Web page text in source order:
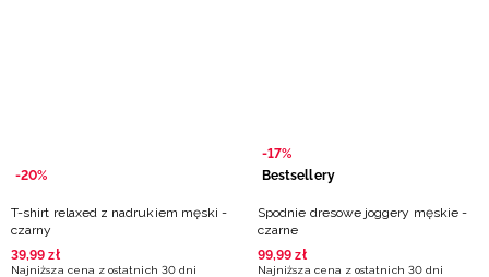
-20%
T-shirt relaxed z nadrukiem męski -
czarny
39,99 zł
Najniższa cena z ostatnich 30 dni
-17%
Bestsellery
Spodnie dresowe joggery męskie -
czarne
99,99 zł
Najniższa cena z ostatnich 30 dni